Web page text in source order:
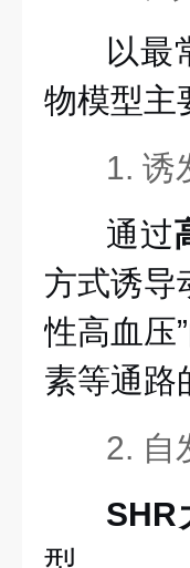
以最
物模型主
1. 诱
通过
方式诱导
性高血压
素等通路
2. 自
SHR